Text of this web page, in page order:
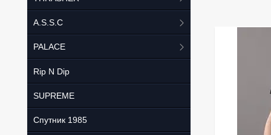
A.S.S.C
PALACE
Rip N Dip
SUPREME
Спутник 1985